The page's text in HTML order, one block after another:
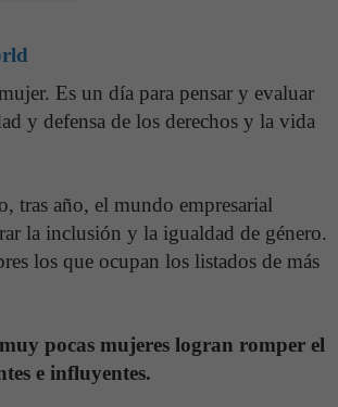
Es un día para pensar y evaluar
y defensa de los derechos y la vida
tras año, el mundo empresarial
la inclusión y la igualdad de género.
los que ocupan los listados de más
pocas mujeres logran romper el
e influyentes.